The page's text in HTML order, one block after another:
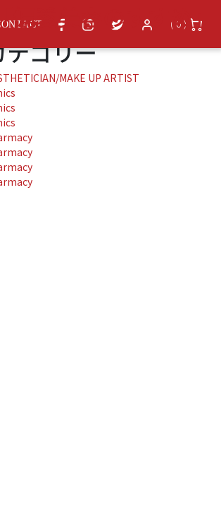
( 0 )
愛美容のすすめ」
ーカイブ
テゴリー
MAKE UP ARTIST